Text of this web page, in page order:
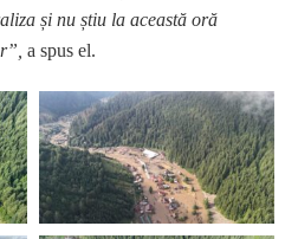
și nu știu la această oră
a spus el.